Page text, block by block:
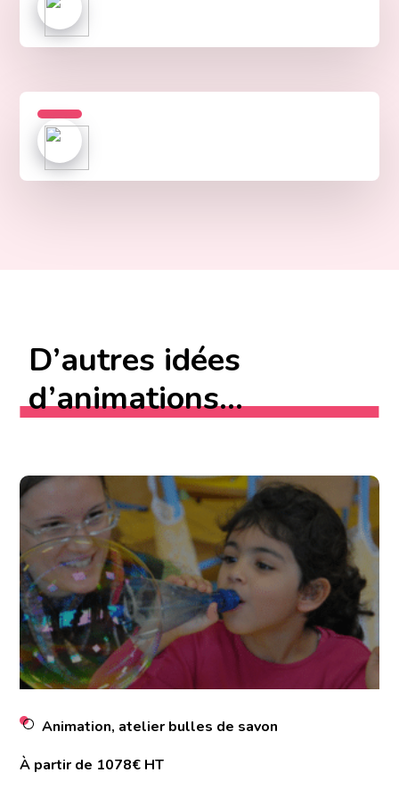
D’autres idées
d’animations...
Animation, atelier bulles de savon
À partir de 1078€ HT